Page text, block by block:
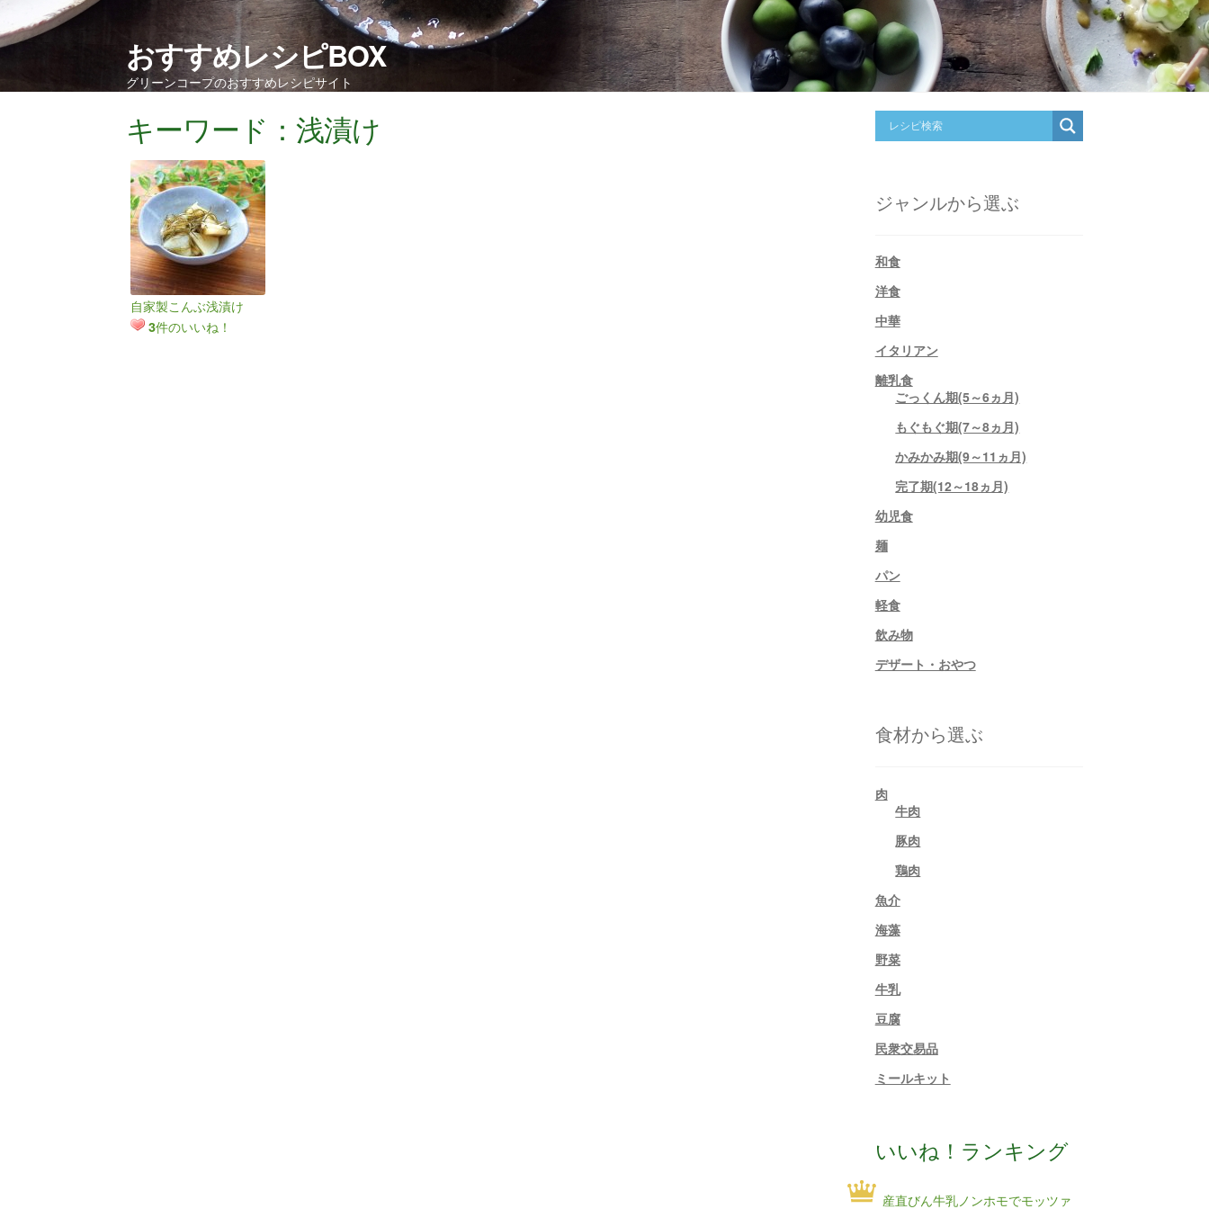
おすすめレシピBOX
グリーンコープのおすすめレシピサイト
キーワード：浅漬け
自家製こんぶ浅漬け
3件のいいね！
ジャンルから選ぶ
和食
洋食
中華
イタリアン
離乳食
ごっくん期(5～6ヵ月)
もぐもぐ期(7～8ヵ月)
かみかみ期(9～11ヵ月)
完了期(12～18ヵ月)
幼児食
麺
パン
軽食
飲み物
デザート・おやつ
食材から選ぶ
肉
牛肉
豚肉
鶏肉
魚介
海藻
野菜
牛乳
豆腐
民衆交易品
ミールキット
いいね！ランキング
産直びん牛乳ノンホモでモッツァ